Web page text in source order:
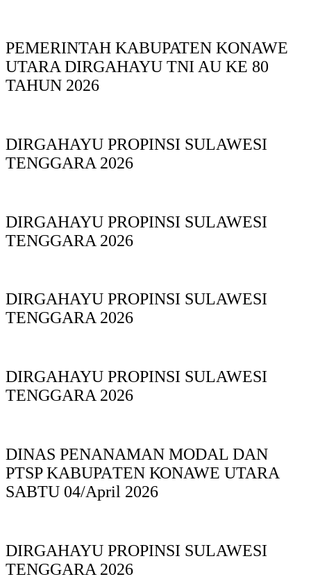
PEMERINTAH KABUPATEN KONAWE
UTARA DIRGAHAYU TNI AU KE 80
TAHUN 2026
DIRGAHAYU PROPINSI SULAWESI
TENGGARA 2026
DIRGAHAYU PROPINSI SULAWESI
TENGGARA 2026
DIRGAHAYU PROPINSI SULAWESI
TENGGARA 2026
DIRGAHAYU PROPINSI SULAWESI
TENGGARA 2026
DINAS PΕΝΑΝΑΜAN MODAL DAN
PTSP KABUPAΤΕΝ ΚΟNAWE UTARA
SABTU 04/April 2026
DIRGAHAYU PROPINSI SULAWESI
TENGGARA 2026